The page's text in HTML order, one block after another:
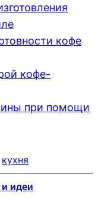
кофе
кофе-
при помощи
кухня
идеи